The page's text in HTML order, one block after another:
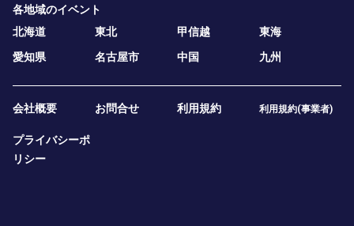
各地域のイベント
北海道
東北 甲信越
東海
愛知県
名古屋市 中国 九州
会社概要 お問合せ 利用規約 利用規約(事業者)
プライバシーポ
リシー